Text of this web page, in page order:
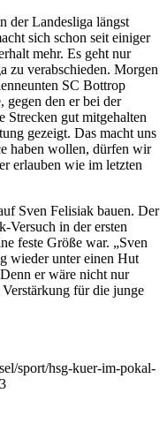
der Landesliga längst
sich schon seit einiger
mehr. Es geht nur
zu verabschieden. Morgen
SC Bottrop
gegen den er bei der
Strecken gut mitgehalten
gezeigt. Das macht uns
haben wollen, dürfen wir
erlauben wie im letzten
Sven Felisiak bauen. Der
Versuch in der ersten
feste Größe war. „Sven
wieder unter einen Hut
er wäre nicht nur
für die junge
sport/hsg-kuer-im-pokal-